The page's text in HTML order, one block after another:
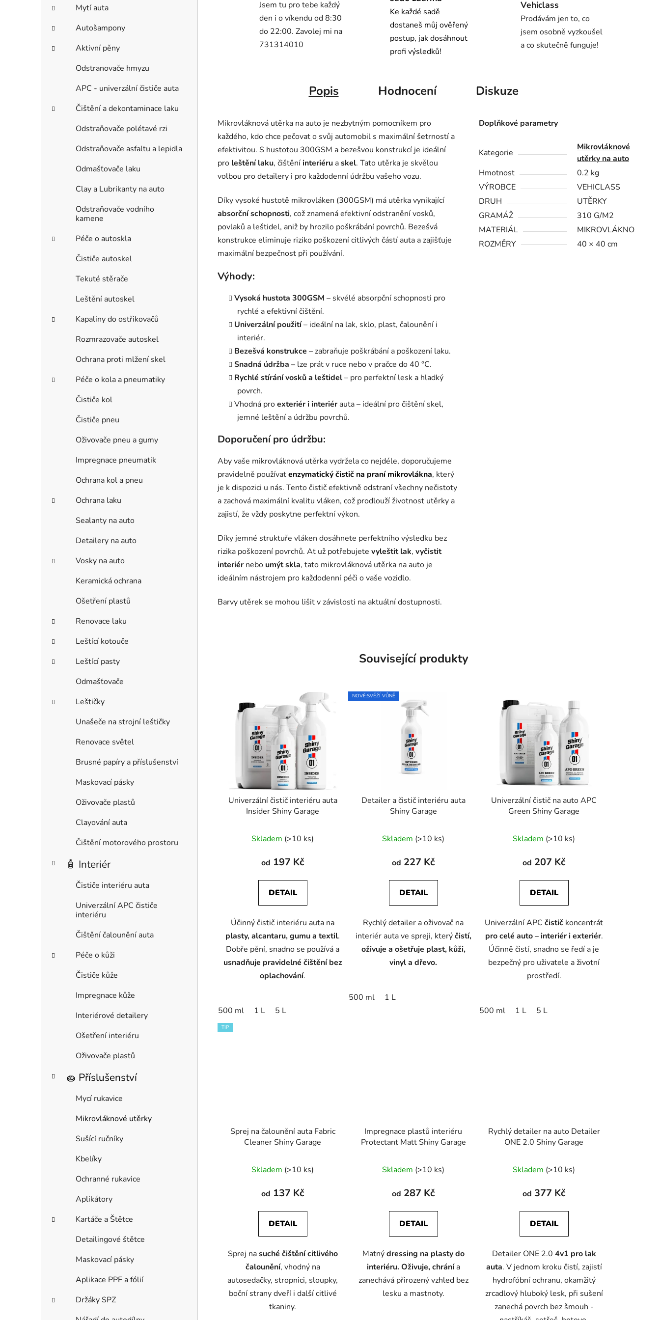
Mytí auta
Autošampony
Aktivní pěny
Odstranovače hmyzu
APC - univerzální čističe auta
Čištění a dekontaminace laku
Odstraňovače polétavé rzi
Odstraňovače asfaltu a lepidla
Odmašťovače laku
Clay a Lubrikanty na auto
Odstraňovače vodního
kamene
Péče o autoskla
Čističe autoskel
Tekuté stěrače
Leštění autoskel
Kapaliny do ostřikovačů
Rozmrazovače autoskel
Ochrana proti mlžení skel
Péče o kola a pneumatiky
Čističe kol
Čističe pneu
Oživovače pneu a gumy
Impregnace pneumatik
Ochrana kol a pneu
Ochrana laku
Sealanty na auto
Detailery na auto
Vosky na auto
Keramická ochrana
Ošetření plastů
Renovace laku
Leštící kotouče
Leštící pasty
Odmašťovače
Leštičky
Unašeče na strojní leštičky
Renovace světel
Brusné papíry a příslušenství
Maskovací pásky
Oživovače plastů
Clayování auta
Čištění motorového prostoru
🧴 Interiér
Čističe interiéru auta
Univerzální APC čističe
interiéru
Čištění čalounění auta
Péče o kůži
Čističe kůže
Impregnace kůže
Interiérové detailery
Ošetření interiéru
Oživovače plastů
🧽 Příslušenství
Mycí rukavice
Mikrovláknové utěrky
Sušící ručníky
Kbelíky
Ochranné rukavice
Aplikátory
Kartáče a Štětce
Detailingové štětce
Maskovací pásky
Aplikace PPF a fólií
Držáky SPZ
Jsem tu pro tebe každý
den i o víkendu od 8:30
do 22:00. Zavolej mi na
731314010
Ke každé sadě
dostaneš můj ověřený
postup, jak dosáhnout
profi výsledků!
Vehiclass
Prodávám jen to, co
jsem osobně vyzkoušel
a co skutečně funguje!
Popis Hodnocení Diskuze
Mikrovláknová utěrka na auto je nezbytným pomocníkem pro
každého, kdo chce pečovat o svůj automobil s maximální šetrností a
efektivitou. S hustotou 300GSM a bezešvou konstrukcí je ideální
pro leštění laku, čištěníinteriéru askel. Tato utěrka je skvělou
volbou pro detailery i pro každodenní údržbu vašeho vozu.
Díky vysoké hustotě mikrovláken (300GSM) má utěrka vynikající
absorční schopnosti, což znamená efektivní odstranění vosků,
povlaků a leštidel, aniž by hrozilo poškrábání povrchů. Bezešvá
konstrukce eliminuje riziko poškození citlivých částí auta a zajišťuje
maximální bezpečnost při používání.
Výhody:
Vysoká hustota 300GSM – skvélé absorpční schopnosti pro
rychlé a efektivní čištění.
Univerzální použití– ideální na lak, sklo, plast, čalounění i
interiér.
Bezešvá konstrukce – zabraňuje poškrábání a poškození laku.
Snadná údržba – lze prát v ruce nebo v pračce do 40 °C.
Rychlé stírání vosků a leštidel– pro perfektní lesk a hladký
povrch.
Vhodná proexteriér i interiér auta – ideální pro čištění skel,
jemné leštění a údržbu povrchů.
Doporučení pro údržbu:
Aby vaše mikrovláknová utěrka vydržela co nejdéle, doporučujeme
pravidelně používatenzymatický čistič na praní mikrovlákna, který
je k dispozici u nás. Tento čistič efektivně odstraní všechny nečistoty
a zachová maximální kvalitu vláken, což prodlouží životnost utěrky a
zajistí, že vždy poskytne perfektní výkon.
Díky jemné struktuře vláken dosáhnete perfektního výsledku bez
rizika poškození povrchů. Ať už potřebujete vyleštit lak, vyčistit
interiér nebo umýt skla, tato mikrovláknová utěrka na auto je
ideálním nástrojem pro každodenní péči o vaše vozidlo.
Barvy utěrek se mohou lišit v závislosti na aktuální dostupnosti.
Doplňkové parametry
Kategorie
Mikrovláknové
utěrky na auto
Hmotnost
0.2 kg
VÝROBCE
VEHICLASS
DRUH
UTĚRKY
GRAMÁŽ
310 G/M2
MATERIÁL
MIKROVLÁKNO
ROZMĚRY
40 × 40 cm
Související produkty
Univerzální čistič interiéru auta
Insider Shiny Garage
hodnocení
produktu
5,0
z
hvězdiček.
Skladem (>10 ks)
od 197 Kč
DETAIL
Účinný čistič interiéru auta na
plasty, alcantaru, gumu a textil.
Dobře pění, snadno se používá a
usnadňuje pravidelné čištění bez
oplachování.
500 ml 1 L 5 L
NOVĚ:SVĚŽÍ VŮNĚ
Detailer a čistič interiéru auta
Shiny Garage
hodnocení
produktu
4,9
z
hvězdiček.
Skladem (>10 ks)
od 227 Kč
DETAIL
Rychlý detailer a oživovač na
interiér auta ve spreji, kterýčistí,
oživuje a ošetřuje plast, kůži,
vinyl a dřevo.
500 ml 1 L
Univerzální čistič na auto APC
Green Shiny Garage
Skladem (>10 ks)
od 207 Kč
DETAIL
Univerzální APCčistič koncentrát
pro celé auto – interiér i exteriér.
Účinně čistí, snadno se ředí a je
bezpečný pro uživatele a životní
prostředí.
500 ml 1 L 5 L
TIP
Sprej na čalounění auta Fabric
Cleaner Shiny Garage
Skladem (>10 ks)
od 137 Kč
DETAIL
Sprej nasuché čištění citlivého
čalounění, vhodný na
autosedačky, stropnici, sloupky,
boční strany dveří i další citlivé
tkaniny.
Impregnace plastů interiéru
Protectant Matt Shiny Garage
hodnocení
produktu
5,0
z
hvězdiček.
Skladem (>10 ks)
od 287 Kč
DETAIL
Matnýdressing na plasty do
interiéru. Oživuje, chránía
zanechává přirozený vzhled bez
lesku a mastnoty.
Rychlý detailer na auto Detailer
ONE 2.0 Shiny Garage
hodnocení
produktu
5,0
z
hvězdiček.
Skladem (>10 ks)
od 377 Kč
DETAIL
Detailer ONE 2.0 4v1 pro lak
auta. V jednom kroku čistí, zajistí
hydrofóbní ochranu, okamžitý
zrcadlový hluboký lesk, při sušení
zanechá povrch bez šmouh -